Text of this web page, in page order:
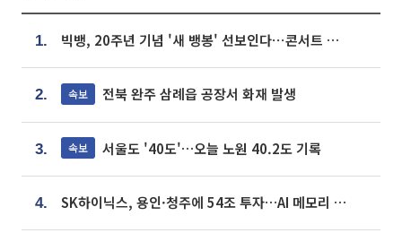
1. 빅뱅, 20주년 기념 '새 뱅봉' 선보인다⋯콘서트 앞두고 팝업 개최
2. 속보 전북 완주 삼례읍 공장서 화재 발생
3. 속보 서울도 '40도'…오늘 노원 40.2도 기록
4. SK하이닉스, 용인·청주에 54조 투자…AI 메모리 생산기지 키운다